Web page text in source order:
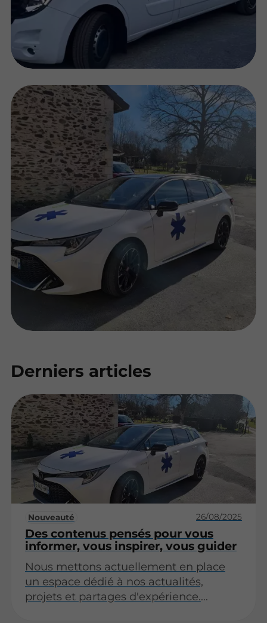
Derniers articles
Nouveauté 26/08/2025
Des contenus pensés pour vous
informer, vous inspirer, vous guider
Nous mettons actuellement en place
un espace dédié à nos actualités,
projets et partages d'expérience.